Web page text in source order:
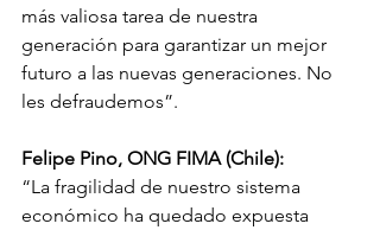
más valiosa tarea de nuestra
generación para garantizar un mejor
futuro a las nuevas generaciones. No
les defraudemos”.
Felipe Pino, ONG FIMA (Chile):
“La fragilidad de nuestro sistema
económico ha quedado expuesta